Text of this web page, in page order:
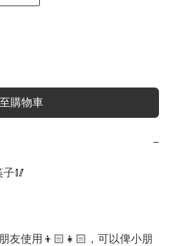
購物車
−
🥢
友使用👦🏻👧🏻，可以俾小朋